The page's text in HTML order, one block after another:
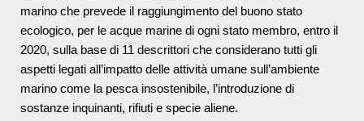
marino che prevede il raggiungimento del buono stato
ecologico, per le acque marine di ogni stato membro, entro il
2020, sulla base di 11 descrittori che considerano tutti gli
aspetti legati all’impatto delle attività umane sull’ambiente
marino come la pesca insostenibile, l’introduzione di
sostanze inquinanti, rifiuti e specie aliene.